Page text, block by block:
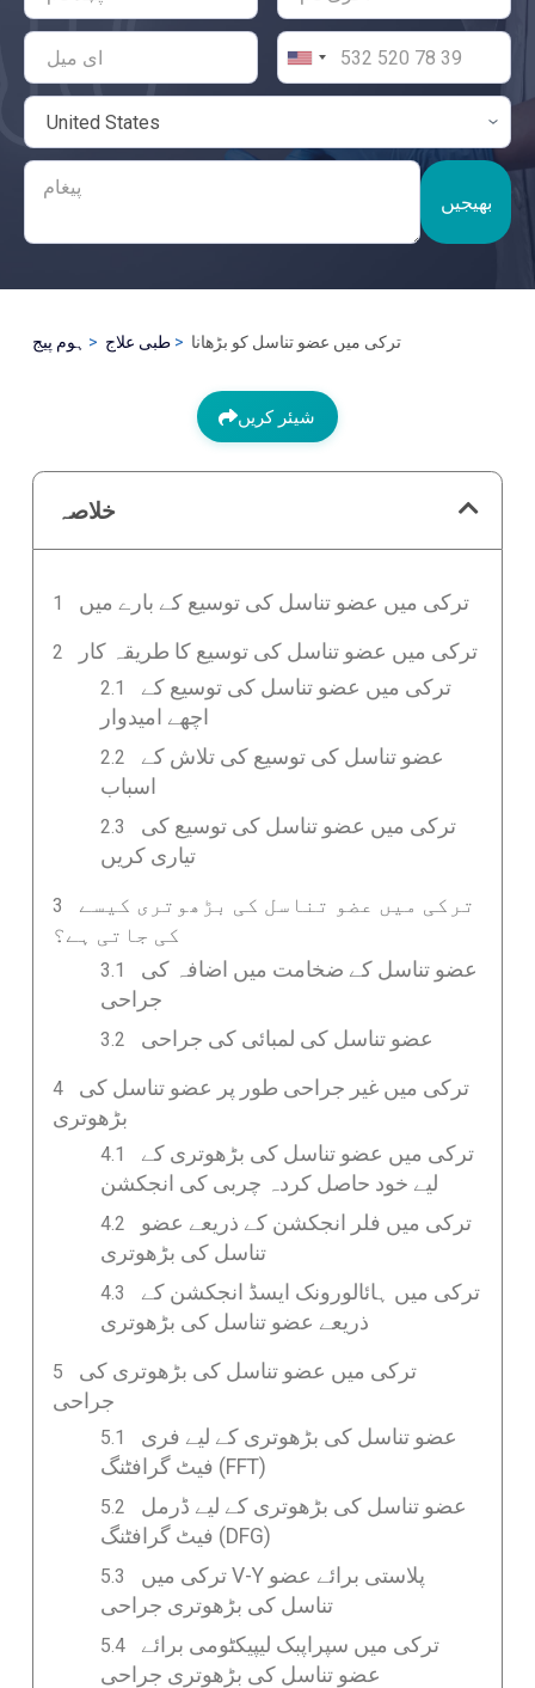
بھیجیں
ہوم پیج طبی علاج ترکی میں عضو تناسل کو بڑھانا
شیئر کریں
خلاصہ
ترکی میں عضو تناسل کی توسیع کے بارے میں
ترکی میں عضو تناسل کی توسیع کا طریقہ کار
ترکی میں عضو تناسل کی توسیع کے
اچھے امیدوار
عضو تناسل کی توسیع کی تلاش کے
اسباب
ترکی میں عضو تناسل کی توسیع کی
تیاری کریں
ترکی میں عضو تناسل کی بڑھوتری کیسے
کی جاتی ہے؟
عضو تناسل کے ضخامت میں اضافہ کی
جراحی
عضو تناسل کی لمبائی کی جراحی
ترکی میں غیر جراحی طور پر عضو تناسل کی
بڑھوتری
ترکی میں عضو تناسل کی بڑھوتری کے
لیے خود حاصل کردہ چربی کی انجکشن
ترکی میں فلر انجکشن کے ذریعے عضو
تناسل کی بڑھوتری
ترکی میں ہائالورونک ایسڈ انجکشن کے
ذریعے عضو تناسل کی بڑھوتری
ترکی میں عضو تناسل کی بڑھوتری کی
جراحی
عضو تناسل کی بڑھوتری کے لیے فری
فیٹ گرافٹنگ (FFT)
عضو تناسل کی بڑھوتری کے لیے ڈرمل
فیٹ گرافٹنگ (DFG)
ترکی میں V-Y پلاستی برائے عضو
تناسل کی بڑھوتری جراحی
ترکی میں سپراپبک لیپیکٹومی برائے
عضو تناسل کی بڑھوتری جراحی